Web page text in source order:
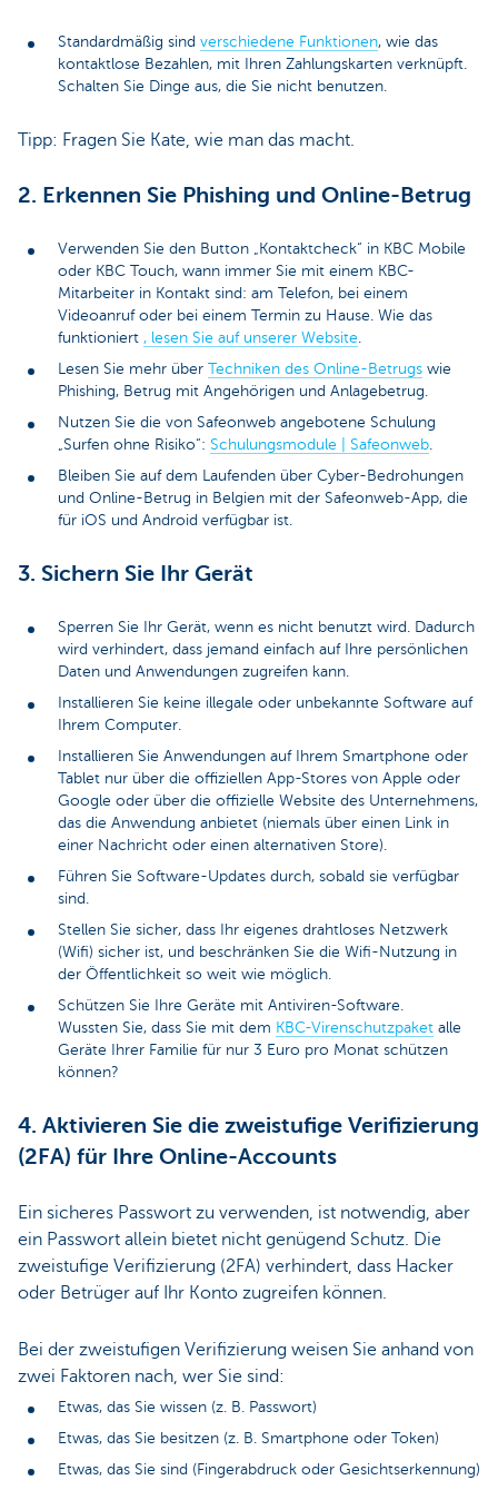
Standardmäßig sind verschiedene Funktionen, wie das
kontaktlose Bezahlen, mit Ihren Zahlungskarten verknüpft.
Schalten Sie Dinge aus, die Sie nicht benutzen.
Tipp: Fragen Sie Kate, wie man das macht.
2. Erkennen Sie Phishing und Online-Betrug
Verwenden Sie den Button „Kontaktcheck“ in KBC Mobile
oder KBC Touch, wann immer Sie mit einem KBC-
Mitarbeiter in Kontakt sind: am Telefon, bei einem
Videoanruf oder bei einem Termin zu Hause. Wie das
funktioniert , lesen Sie auf unserer Website.
Lesen Sie mehr über Techniken des Online-Betrugs wie
Phishing, Betrug mit Angehörigen und Anlagebetrug.
Nutzen Sie die von Safeonweb angebotene Schulung
„Surfen ohne Risiko“: Schulungsmodule | Safeonweb.
Bleiben Sie auf dem Laufenden über Cyber-Bedrohungen
und Online-Betrug in Belgien mit der Safeonweb-App, die
für iOS und Android verfügbar ist.
3. Sichern Sie Ihr Gerät
Sperren Sie Ihr Gerät, wenn es nicht benutzt wird. Dadurch
wird verhindert, dass jemand einfach auf Ihre persönlichen
Daten und Anwendungen zugreifen kann.
Installieren Sie keine illegale oder unbekannte Software auf
Ihrem Computer.
Installieren Sie Anwendungen auf Ihrem Smartphone oder
Tablet nur über die offiziellen App-Stores von Apple oder
Google oder über die offizielle Website des Unternehmens,
das die Anwendung anbietet (niemals über einen Link in
einer Nachricht oder einen alternativen Store).
Führen Sie Software-Updates durch, sobald sie verfügbar
sind.
Stellen Sie sicher, dass Ihr eigenes drahtloses Netzwerk
(Wifi) sicher ist, und beschränken Sie die Wifi-Nutzung in
der Öffentlichkeit so weit wie möglich.
Schützen Sie Ihre Geräte mit Antiviren-Software.
Wussten Sie, dass Sie mit dem KBC-Virenschutzpaket alle
Geräte Ihrer Familie für nur 3 Euro pro Monat schützen
können?
4. Aktivieren Sie die zweistufige Verifizierung
(2FA) für Ihre Online-Accounts
Ein sicheres Passwort zu verwenden, ist notwendig, aber
ein Passwort allein bietet nicht genügend Schutz. Die
zweistufige Verifizierung (2FA) verhindert, dass Hacker
oder Betrüger auf Ihr Konto zugreifen können.
Bei der zweistufigen Verifizierung weisen Sie anhand von
zwei Faktoren nach, wer Sie sind:
Etwas, das Sie wissen (z. B. Passwort)
Etwas, das Sie besitzen (z. B. Smartphone oder Token)
Etwas, das Sie sind (Fingerabdruck oder Gesichtserkennung)